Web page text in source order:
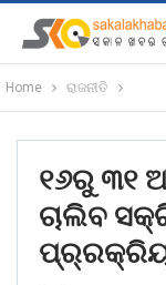
Home ରାଜନୀତି
୧୬ରୁ ୩୧
ଚାଲିବ